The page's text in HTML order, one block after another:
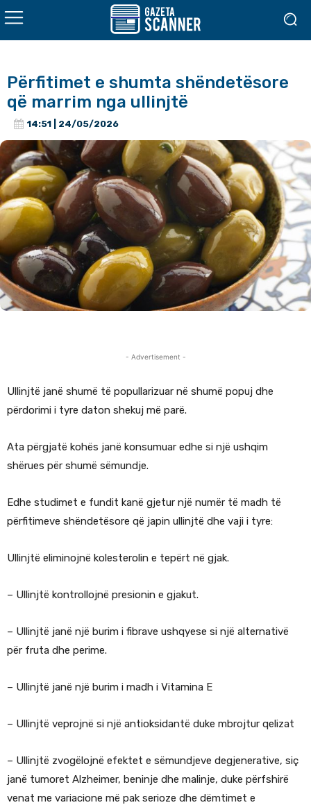
Përfitimet e shumta shëndetësore
që marrim nga ullinjtë
14:51 | 24/05/2026
- Advertisement -
Ullinjtë janë shumë të popullarizuar në shumë popuj dhe
përdorimi i tyre daton shekuj më parë.
Ata përgjatë kohës janë konsumuar edhe si një ushqim
shërues për shumë sëmundje.
Edhe studimet e fundit kanë gjetur një numër të madh të
përfitimeve shëndetësore që japin ullinjtë dhe vaji i tyre:
Ullinjtë eliminojnë kolesterolin e tepërt në gjak.
– Ullinjtë kontrollojnë presionin e gjakut.
– Ullinjtë janë një burim i fibrave ushqyese si një alternativë
për fruta dhe perime.
– Ullinjtë janë një burim i madh i Vitamina E
– Ullinjtë veprojnë si një antioksidantë duke mbrojtur qelizat
– Ullinjtë zvogëlojnë efektet e sëmundjeve degjenerative, siç
janë tumoret Alzheimer, beninje dhe malinje, duke përfshirë
venat me variacione më pak serioze dhe dëmtimet e